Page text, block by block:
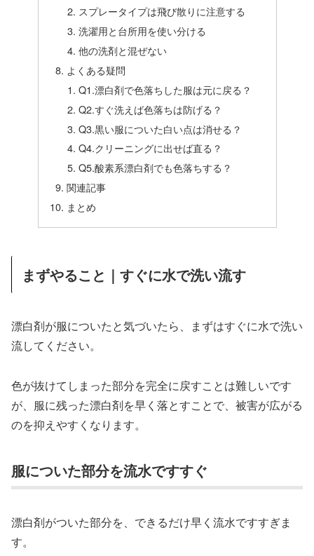
スプレータイプは飛び散りに注意する
洗濯用と台所用を使い分ける
他の洗剤と混ぜない
よくある疑問
Q1.漂白剤で色落ちした服は元に戻る？
Q2.すぐ洗えば色落ちは防げる？
Q3.黒い服についた白い点は消せる？
Q4.クリーニングに出せば直る？
Q5.酸素系漂白剤でも色落ちする？
関連記事
まとめ
まずやること｜すぐに水で洗い流す
漂白剤が服についたと気づいたら、まずはすぐに水で洗い
流してください。
色が抜けてしまった部分を完全に戻すことは難しいです
が、服に残った漂白剤を早く落とすことで、被害が広がる
のを抑えやすくなります。
服についた部分を流水ですすぐ
漂白剤がついた部分を、できるだけ早く流水ですすぎま
す。